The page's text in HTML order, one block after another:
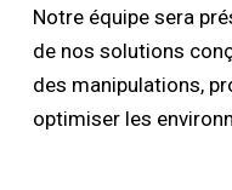
Notre équipe sera
de nos solutions
des manipulations,
optimiser les